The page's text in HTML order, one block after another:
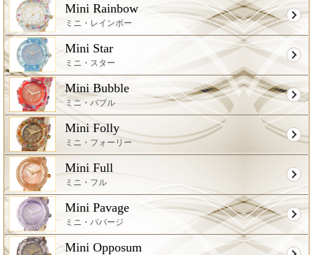
Mini Rainbow
ミニ・レインボー
Mini Star
ミニ・スター
Mini Bubble
ミニ・バブル
Mini Folly
ミニ・フォーリー
Mini Full
ミニ・フル
Mini Pavage
ミニ・パバージ
Mini Opposum